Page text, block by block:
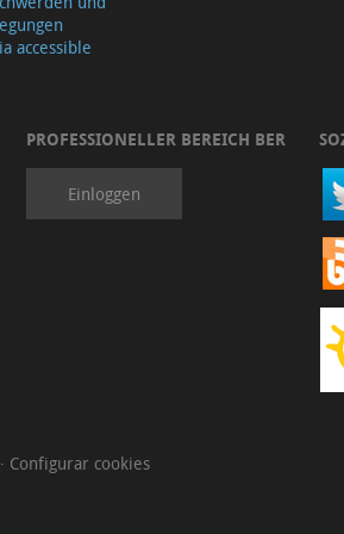
accessible
PROFESSIONELLER BEREICH BER
Einloggen
· Configurar cookies